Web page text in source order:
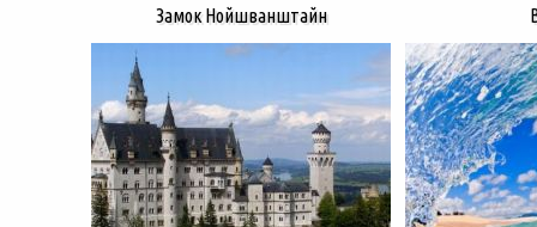
Замок Нойшванштайн